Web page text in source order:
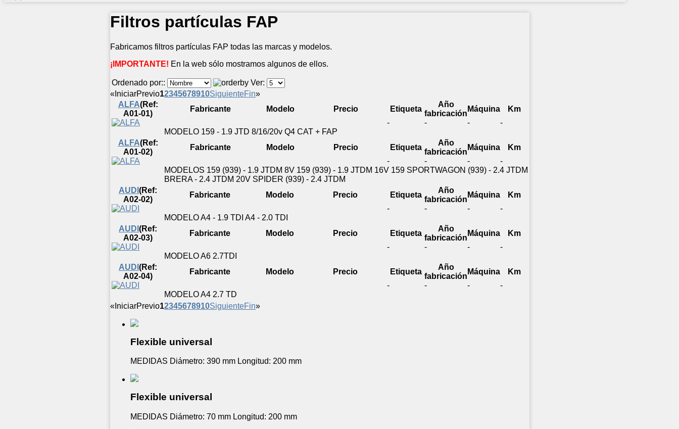
Filtros partículas FAP
Fabricamos filtros partículas FAP todas las marcas y modelos.
¡IMPORTANTE! En la web sólo mostramos algunos de ellos.
Ordenado por::
Ver:
« IniciarPrevio12345678910SiguienteFin»
ALFA(Ref:
A01-01)
Fabricante Modelo Precio Etiqueta
Año
fabricación
Máquina
Km
-
- -
-
MODELO 159 - 1.9 JTD 8/16/20v Q4 CAT + FAP
ALFA(Ref:
A01-02)
Fabricante Modelo Precio Etiqueta
Año
fabricación
Máquina
Km
-
- -
-
MODELOS 159 (939) - 1.9 JTDM 8V 159 (939) - 1.9 JTDM 16V 159 SPORTWAGON (939) - 2.4 JTDM
BRERA - 2.4 JTDM 20V SPIDER (939) - 2.4 JTDM
AUDI (Ref:
A02-02)
Fabricante Modelo Precio Etiqueta
Año
fabricación
Máquina
Km
-
- -
-
MODELO A4 - 1.9 TDI A4 - 2.0 TDI
AUDI (Ref:
A02-03)
Fabricante Modelo Precio Etiqueta
Año
fabricación
Máquina
Km
-
- -
-
MODELO A6 2.7TDI
AUDI (Ref:
A02-04)
Fabricante Modelo Precio Etiqueta
Año
fabricación
Máquina
Km
-
- -
-
MODELO A4 2.7 TD
« IniciarPrevio12345678910SiguienteFin»
Flexible universal
MEDIDAS Diámetro: 390 mm Longitud: 200 mm
Flexible universal
MEDIDAS Diámetro: 70 mm Longitud: 200 mm